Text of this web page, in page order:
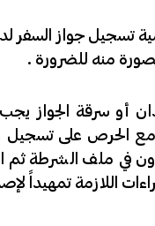
تسجيل جواز السفر
منه للضرورة .
أو سرقة الجواز
الحرص على تسجيل
في ملف الشرطة ثم
اللازمة تمهيداً